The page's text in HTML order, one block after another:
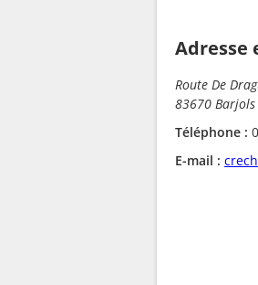
Adresse
Route De
83670 Barjols
Téléphone :
E-mail :